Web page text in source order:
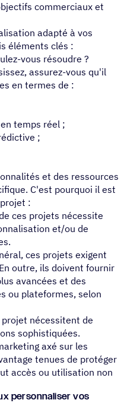
commerciaux et
adapté à vos
éléments clés :
vous résoudre ?
assurez-vous qu'il
en termes de :
temps réel ;
;
et des ressources
C'est pourquoi il est
:
ces projets nécessite
et/ou de
ces projets exigent
outre, ils doivent fournir
avancées et des
ou plateformes, selon
nécessitent de
sophistiquées.
axé sur les
tenues de protéger
accès ou utilisation non
person­na­li­ser vos